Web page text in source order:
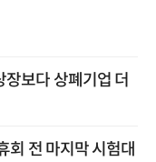
보다 상폐기업 더
전 마지막 시험대